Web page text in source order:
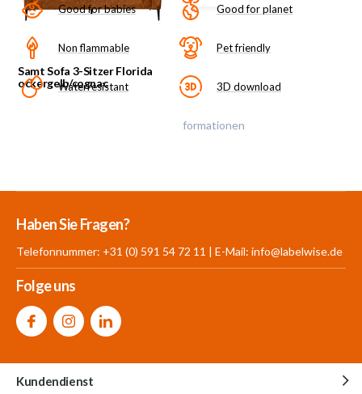
Good for babies Good for planet
Non flammable Pet friendly
Waterresistant 3D download
Klicke auf das Symbol für mehr Informationen
Samt Sofa 3-Sitzer Florida
ockergelb/cognac
Mehr als 30.000
Haben Sie Fragen?
Telefonnummer: +31 (0) 591 54 72 11 | E-Mail: info@labelwise.de
Folge uns
Kundendienst